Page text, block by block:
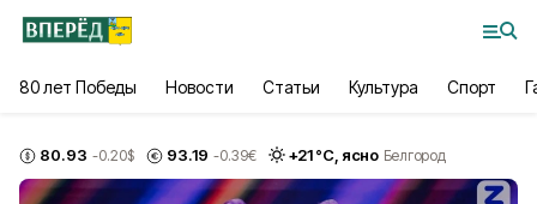
80 лет Победы Новости Статьи Культура Спорт
80.93 -0.20$ 93.19 -0.39€ +21°С, ясно Белгород